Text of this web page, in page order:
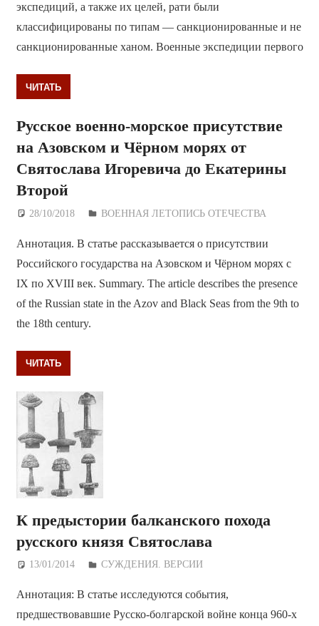
экспедиций, а также их целей, рати были
классифицированы по типам — санкционированные и не
санкционированные ханом. Военные экспедиции первого
ЧИТАТЬ
Русское военно-морское присутствие
на Азовском и Чёрном морях от
Святослава Игоревича до Екатерины
Второй
28/10/2018 Дежурный по Редакции
ВОЕННАЯ ЛЕТОПИСЬ ОТЕЧЕСТВА
Аннотация. В статье рассказывается о присутствии
Российского государства на Азовском и Чёрном морях с
IX по XVIII век. Summary. The article describes the presence
of the Russian state in the Azov and Black Seas from the 9th to
the 18th century.
ЧИТАТЬ
К предыстории балканского похода
русского князя Святослава
13/01/2014 Дежурный по Редакции
СУЖДЕНИЯ. ВЕРСИИ
Аннотация: В статье исследуются события,
предшествовавшие Русско-болгарской войне конца 960-х